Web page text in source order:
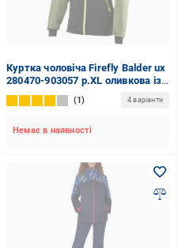
Куртка чоловіча Firefly Balder ux
280470-903057 р.XL оливкова із
чорним
1 4 варіанти
Немає в наявності